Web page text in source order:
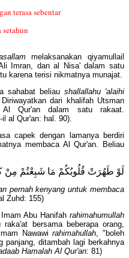
terasa sebentar
setahun
melaksanakan qiyamullail
Imran, dan al Nisa' dalam satu
karena terisi nikmatnya munajat.
sahabat beliau shallallahu 'alaihi
dari khalifah Utsman
Al Qur'an dalam satu rakaat.
al Qur'an: hal. 90).
capek dengan lamanya berdiri
membaca Al Qur'an. Beliau
لَوْ طَهُرَتْ قُلُوبُكُمْ مَا شَبِعْتُمْ مِنْ
pernah kenyang untuk membaca
Zuhd: 155)
Abu Hanifah rahimahumullah
bersama beberapa orang,
Nawawirahimahullah, "boleh
panjang, ditambah lagi berkahnya
Hamalah Al Qur'an: 81)